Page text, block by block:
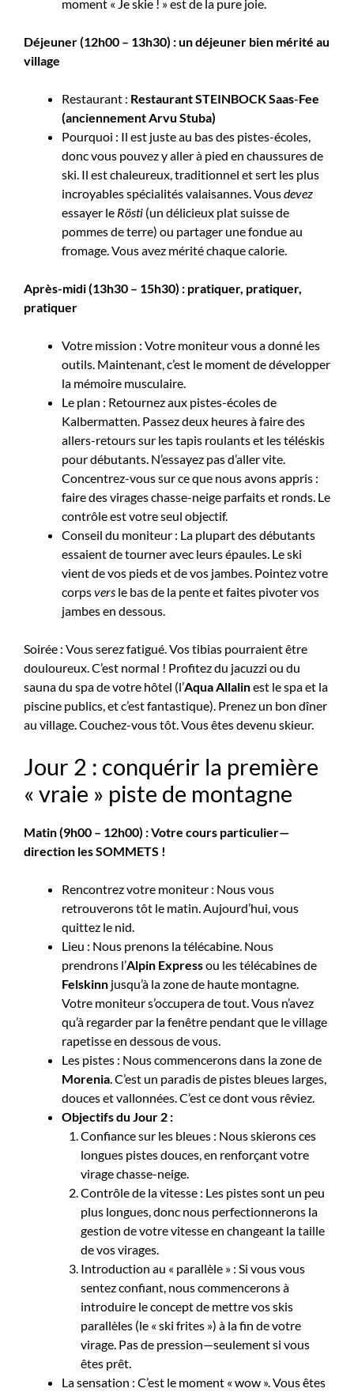
moment « Je skie ! » est de la pure joie.
Déjeuner (12h00 – 13h30) : un déjeuner bien mérité au
village
Restaurant : Restaurant STEINBOCK Saas-Fee
(anciennement Arvu Stuba)
Pourquoi : Il est juste au bas des pistes-écoles,
donc vous pouvez y aller à pied en chaussures de
ski. Il est chaleureux, traditionnel et sert les plus
incroyables spécialités valaisannes. Vousdevez
essayer le Rösti (un délicieux plat suisse de
pommes de terre) ou partager une fondue au
fromage. Vous avez mérité chaque calorie.
Après-midi (13h30 – 15h30) : pratiquer, pratiquer,
pratiquer
Votre mission : Votre moniteur vous a donné les
outils. Maintenant, c’est le moment de développer
la mémoire musculaire.
Le plan : Retournez aux pistes-écoles de
Kalbermatten. Passez deux heures à faire des
allers-retours sur les tapis roulants et les téléskis
pour débutants. N’essayez pas d’aller vite.
Concentrez-vous sur ce que nous avons appris :
faire des virages chasse-neige parfaits et ronds. Le
contrôle est votre seul objectif.
Conseil du moniteur : La plupart des débutants
essaient de tourner avec leurs épaules. Le ski
vient de vos pieds et de vos jambes. Pointez votre
corpsvers le bas de la pente et faites pivoter vos
jambes en dessous.
Soirée : Vous serez fatigué. Vos tibias pourraient être
douloureux. C’est normal ! Profitez du jacuzzi ou du
sauna du spa de votre hôtel (l’Aqua Allalinest le spa et la
piscine publics, et c’est fantastique). Prenez un bon dîner
au village. Couchez-vous tôt. Vous êtes devenu skieur.
Jour 2 : conquérir la première
« vraie » piste de montagne
Matin (9h00 – 12h00) : Votre cours particulier—
direction les SOMMETS !
Rencontrez votre moniteur : Nous vous
retrouverons tôt le matin. Aujourd’hui, vous
quittez le nid.
Lieu : Nous prenons la télécabine. Nous
prendrons l’Alpin Expressou les télécabines de
Felskinn jusqu’à la zone de haute montagne.
Votre moniteur s’occupera de tout. Vous n’avez
qu’à regarder par la fenêtre pendant que le village
rapetisse en dessous de vous.
Les pistes : Nous commencerons dans la zone de
Morenia . C’est un paradis de pistes bleues larges,
douces et vallonnées. C’est ce dont vous rêviez.
Objectifs du Jour 2 :
Confiance sur les bleues : Nous skierons ces
longues pistes douces, en renforçant votre
virage chasse-neige.
Contrôle de la vitesse : Les pistes sont un peu
plus longues, donc nous perfectionnerons la
gestion de votre vitesse en changeant la taille
de vos virages.
Introduction au « parallèle » : Si vous vous
sentez confiant, nous commencerons à
introduire le concept de mettre vos skis
parallèles (le « ski frites ») à la fin de votre
virage. Pas de pression—seulement si vous
êtes prêt.
La sensation : C’est le moment « wow ». Vous êtes